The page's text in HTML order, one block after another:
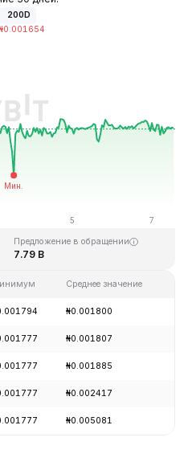
200D
0.001654
08-07
Предложение в обращении
7.79 B
Среднее значение
₦0.001800
₦0.001807
₦0.001885
₦0.002417
₦0.005081